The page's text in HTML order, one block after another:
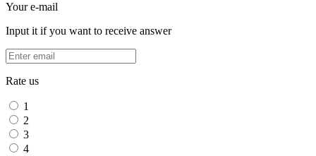
Your e-mail
Input it if you want to receive answer
Rate us
1
2
3
4